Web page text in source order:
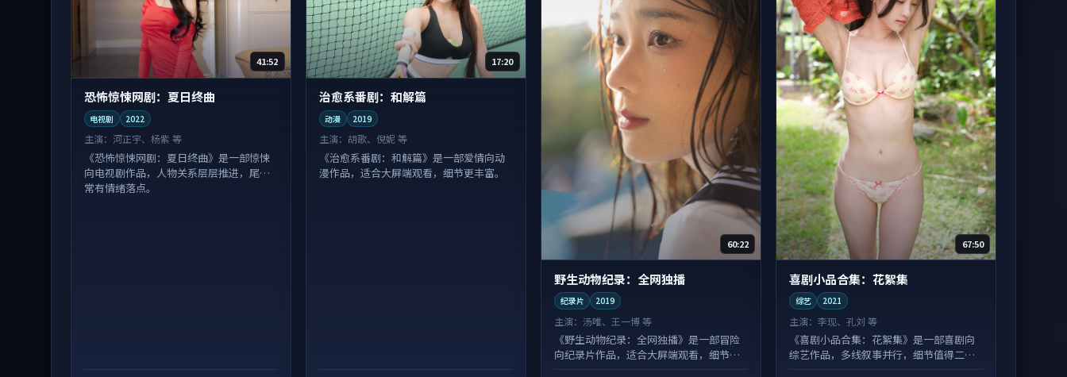
41:52
恐怖惊悚网剧：夏日终曲
电视剧 2022
主演： 河正宇、杨紫 等
《恐怖惊悚网剧：夏日终曲》是一部惊悚
向电视剧作品，人物关系层层推进，尾声
常有情绪落点。
17:20
治愈系番剧：和解篇
动漫 2019
主演： 胡歌、倪妮 等
《治愈系番剧：和解篇》是一部爱情向动
漫作品，适合大屏端观看，细节更丰富。
60:22
野生动物纪录：全网独播
纪录片 2019
主演： 汤唯、王一博 等
《野生动物纪录：全网独播》是一部冒险
向纪录片作品，适合大屏端观看，细节更
67:50
喜剧小品合集：花絮集
综艺 2021
主演：李现、孔刘 等
《喜剧小品合集：花絮集》是一部喜剧向
综艺作品，多线叙事并行，细节值得二刷